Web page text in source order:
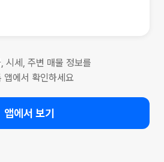
시세, 주변 매물 정보를
앱에서 확인하세요
앱에서 보기